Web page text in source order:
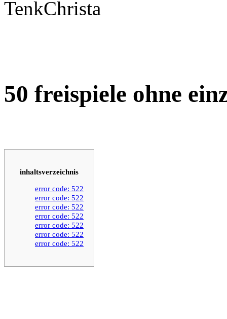
50 freispiele ohne
inhaltsverzeichnis
error code: 522
error code: 522
error code: 522
error code: 522
error code: 522
error code: 522
error code: 522